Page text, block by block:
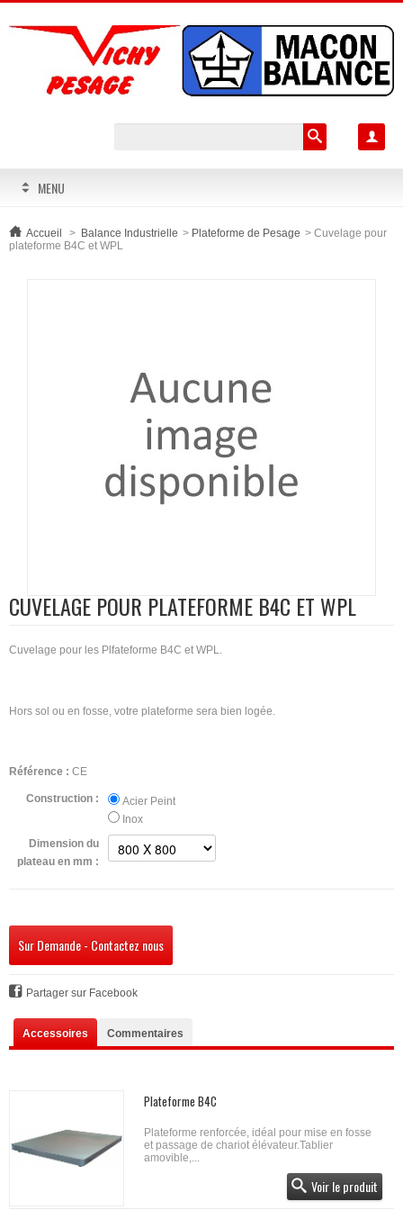

MENU
Accueil > Balance Industrielle > Plateforme de Pesage > Cuvelage pour
plateforme B4C et WPL
CUVELAGE POUR PLATEFORME B4C ET WPL
Cuvelage pour les Plfateforme B4C et WPL.
Hors sol ou en fosse, votre plateforme sera bien logée.
Référence : CE
Construction :
Acier Peint
Inox
Dimension du
plateau en mm :
Sur Demande - Contactez nous
Partager sur Facebook
Accessoires Commentaires
Plateforme B4C
Plateforme renforcée, idéal pour mise en fosse
et passage de chariot élévateur.Tablier
amovible,...
Voir le produit